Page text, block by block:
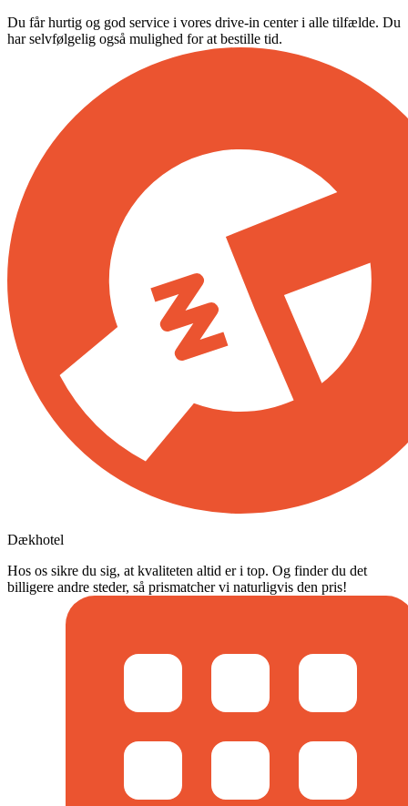
Du får hurtig og god service i vores drive-in center i alle tilfælde. Du
har selvfølgelig også mulighed for at bestille tid.
Dækhotel
Hos os sikre du sig, at kvaliteten altid er i top. Og finder du det
billigere andre steder, så prismatcher vi naturligvis den pris!